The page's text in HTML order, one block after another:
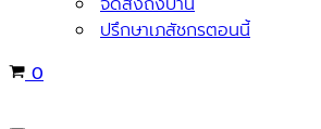
ปรึกษาเภสัชกรตอนนี้
Cart
0